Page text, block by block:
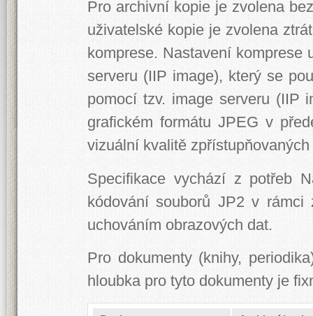
Pro archivní kopie je zvolena
uživatelské kopie je zvolena
komprese. Nastavení komprese
serveru (IIP image), který se
pomocí tzv. image serveru (IIP
grafickém formátu JPEG v
vizuální kvalitě
Specifikace vychází z potřeb
kódování souborů JP2 v rámci
uchováním obrazových dat.
Pro dokumenty (knihy,
hloubka pro tyto dokumenty je